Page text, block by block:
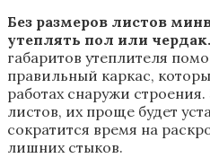
Без размеров листов
утеплять пол или чердак.
габаритов утеплителя
правильный каркас,
работах снаружи
листов, их проще будет
сократится время на
лишних стыков.